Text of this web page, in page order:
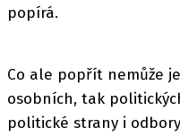
popírá.
Co ale popřít nemůže
osobních, tak
politické strany i